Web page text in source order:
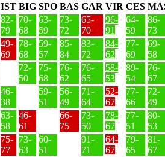
IST BIG SPO BAS GAR VIR CES
82-
79
70-
68
63-
59
73-
72
65-
70
96-
91
64-
59
86-
73
49-
69
78-
68
59-
57
85-
84
83-
72
84-
62
77-
69
69-
58
72-
50
75-
68
76-
62
76-
65
58-
53
89-
54
76-
67
46-
38
59-
51
56-
49
71-
64
52-
67
77-
66
72-
49
63-
58
46-
61
66-
75
73-
50
78-
67
77-
51
80-
53
75-
77
73-
63
60-
51
91-
71
64-
67
79-
65
81-
67